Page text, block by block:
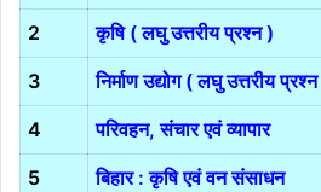
2
कृषि ( लघु उत्तरीय प्रश्न )
3
निर्माण उद्योग ( लघु उत्तरीय
4
परिवहन, संचार एवं व्यापार
5
बिहार : कृषि एवं वन संसाधन